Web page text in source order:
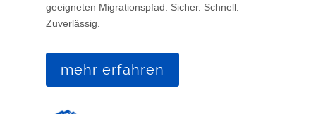
geeigneten Migrationspfad. Sicher. Schnell.
Zuverlässig.
mehr erfahren